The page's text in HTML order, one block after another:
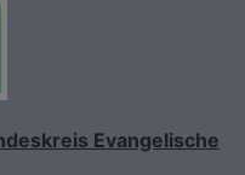
Evangelische